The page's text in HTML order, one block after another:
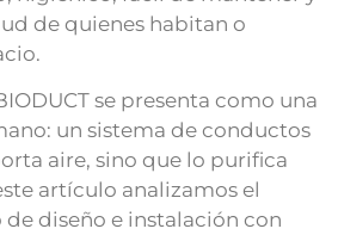
de quienes habitan o
se presenta como una
un sistema de conductos
aire, sino que lo purifica
artículo analizamos el
diseño e instalación con